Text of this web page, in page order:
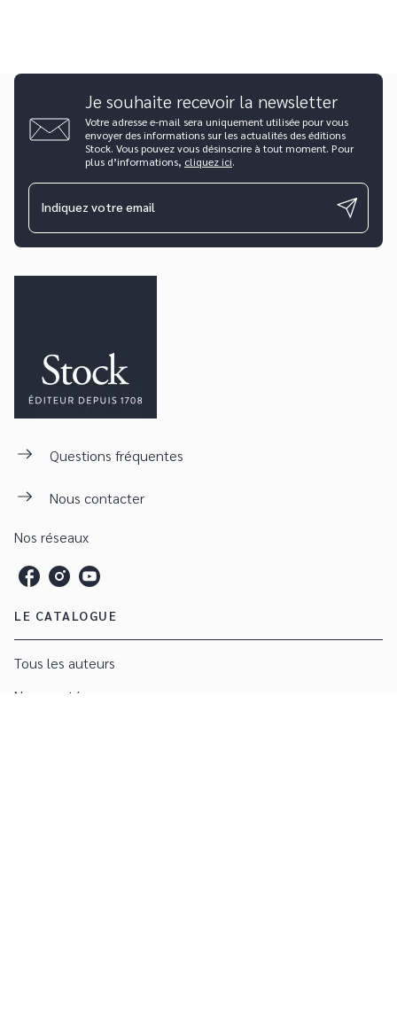
Je souhaite recevoir la newsletter
Votre adresse e-mail sera uniquement utilisée pour vous
envoyer des informations sur les actualités des éditions
Stock. Vous pouvez vous désinscrire à tout moment. Pour
plus d’informations, cliquez ici.
Indiquez votre email
Questions fréquentes
Nous contacter
Nos réseaux
LE CATALOGUE
Tous les auteurs
Nouveautés